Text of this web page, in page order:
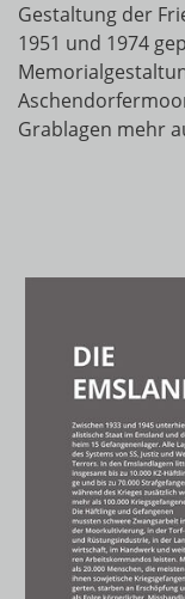
Gestaltung der
1951 und 1974
Grablagen mehr